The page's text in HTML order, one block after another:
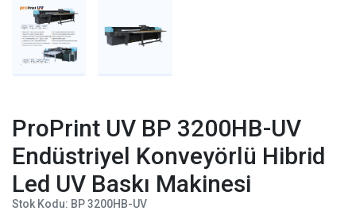
ProPrint UV BP 3200HB-UV
Endüstriyel Konveyörlü Hibrid
Led UV Baskı Makinesi
Stok Kodu: BP 3200HB-UV